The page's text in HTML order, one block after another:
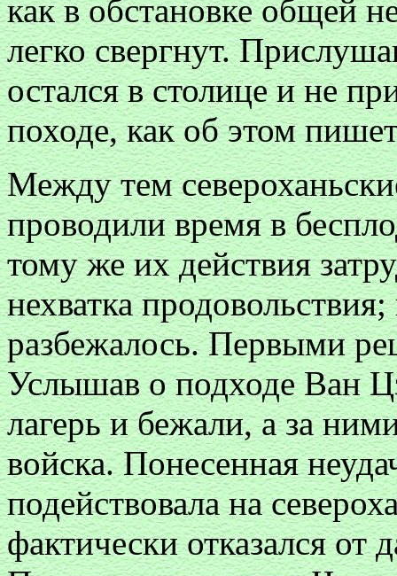
как в обстановке общей
легко свергнут.
остался в столице и не
походе, как об этом
Между тем
проводили время в
тому же их действия
нехватка
разбежалось. Первыми
Услышав о подходе Ван
лагерь и бежали, а за
войска. Понесенная
подействовала на
фактически отказался от